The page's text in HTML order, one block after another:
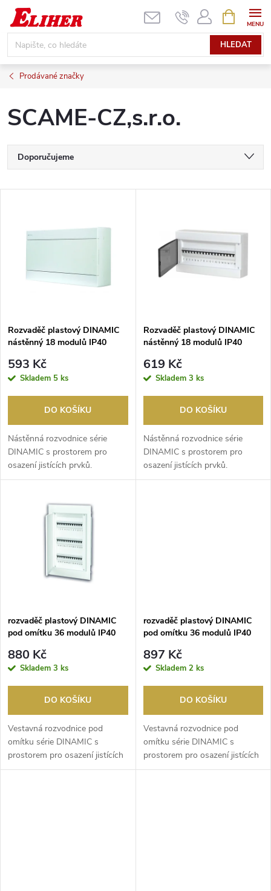
Přejít
obsah
HLEDAT
NÁKUPNÍ
KOŠÍK
Prodávané značky
SCAME-CZ,s.r.o.
Ř
a
p
r
o
d
u
Doporučujeme
Nejprodávanější
s
p
r
d
u
Rozvaděč plastový DINAMIC
nástěnný 18 modulů IP40
593 Kč
Skladem 5 ks
DO KOŠÍKU
Nástěnná rozvodnice série
DINAMIC s prostorem pro
osazení jistících prvků.
Rozvodnice s 18 moduly DI...
Rozvaděč plastový DINAMIC
nástěnný 18 modulů IP40
619 Kč
Skladem 3 ks
DO KOŠÍKU
Nástěnná rozvodnice série
DINAMIC s prostorem pro
osazení jistících prvků.
Rozvodnice s 18 moduly DI...
rozvaděč plastový DINAMIC
pod omítku 36 modulů IP40
880 Kč
Skladem 3 ks
DO KOŠÍKU
Vestavná rozvodnice pod
omítku série DINAMIC s
prostorem pro osazení jistících
prvků. Rozvodnice s 3...
rozvaděč plastový DINAMIC
pod omítku 36 modulů IP40
897 Kč
Skladem 2 ks
DO KOŠÍKU
Vestavná rozvodnice pod
omítku série DINAMIC s
prostorem pro osazení jistících
prvků. Rozvodnice s ...